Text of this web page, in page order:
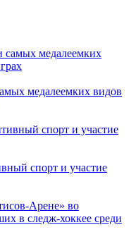
медалеемких видов
спорт и участие